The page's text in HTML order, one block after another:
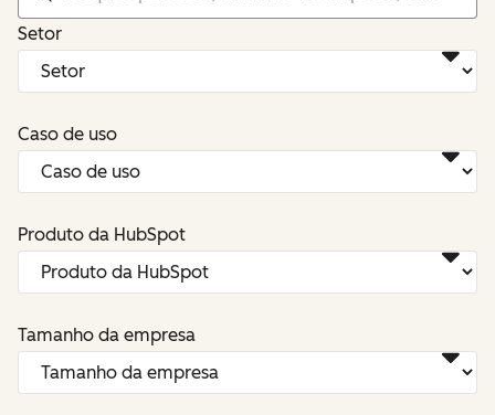
Setor
Caso de uso
Produto da HubSpot
Tamanho da empresa